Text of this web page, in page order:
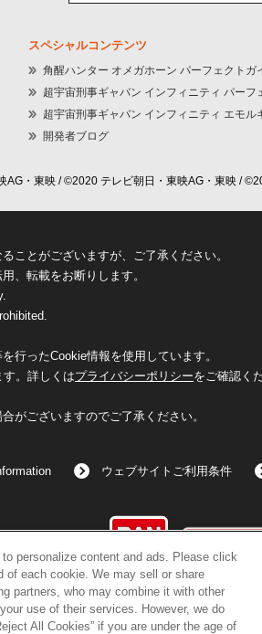
スペシャルコンテンツ
角醒ハンター オメガホーン パーフェクトガ
超宇宙刑事ギャバン インフィニティ パーフ
超宇宙刑事ギャバン インフィニティ エモル
開発者ブログ
・東映 / ©2020 テレビ朝日・東映AG・東映 /
ことがございますが、ご了承ください。
、転載をお断りします。
行ったCookie情報を使用しています。
。詳しくはプライバシーポリシーをご確認く
がございますのでご了承ください。
ウェブサイトご利用条件
personalize content and ads. Please click
of each cookie. We may sell or share
partners, who may combine it with other
use of their services. However, we do
All Cookies” if you are under the age of